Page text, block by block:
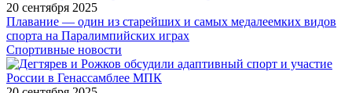
20 сентября 2025
Плавание — один из старейших и самых медалеемких видов
спорта на Паралимпийских играх
Спортивные новости